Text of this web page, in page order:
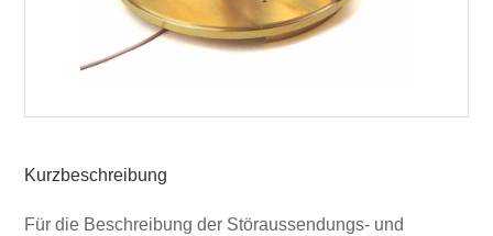
Kurzbeschreibung
Für die Beschreibung der Störaussendungs- und